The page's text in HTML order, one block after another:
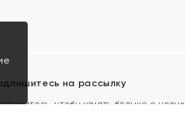
на рассылку
чтобы узнать больше о новых